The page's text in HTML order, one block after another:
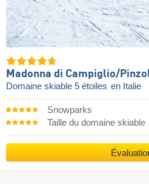
Madonna di Campiglio/​
Domaine skiable 5 étoiles en Italie
Snowparks
Taille du domaine skiable